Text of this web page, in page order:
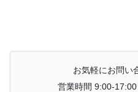
お気軽にお問い
営業時間 9:00-